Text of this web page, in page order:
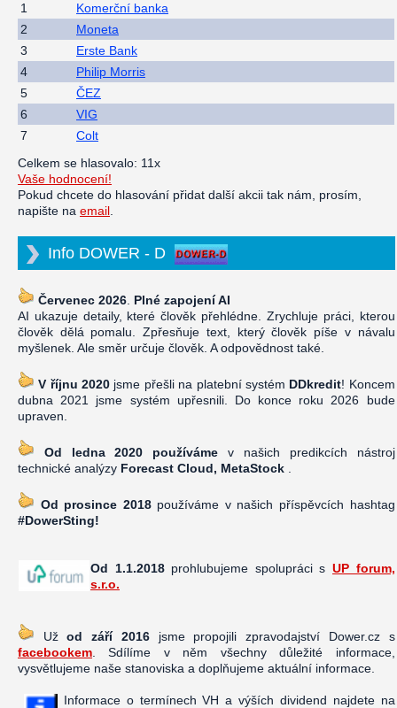
1
Komerční banka
2
Moneta
3
Erste Bank
4
Philip Morris
5
ČEZ
6
VIG
7
Colt
Celkem se hlasovalo: 11x
Vaše hodnocení!
Pokud chcete do hlasování přidat další akcii tak nám, prosím,
napište na email
Info DOWER - D
Červenec 2026 Plné zapojení AI
AI ukazuje detaily, které člověk přehlédne. Zrychluje práci, kterou
člověk dělá pomalu. Zpřesňuje text, který člověk píše v návalu
myšlenek. Ale směr určuje člověk. A odpovědnost také.
V říjnu 2020 jsme přešli na platební systém DDkredit! Koncem
dubna 2021 jsme systém upřesnili. Do konce roku 2026 bude
upraven.
Od ledna 2020 používáme v našich predikcích nástroj
technické analýzy Forecast Cloud, MetaStock
Od prosince 2018používáme v našich příspěvcích hashtag
#DowerSting!
Od 1.1.2018prohlubujeme spolupráci sUP forum,
s.r.o.
Užod září 2016jsme propojili zpravodajství Dower.cz s
facebookem . Sdílíme v něm všechny důležité informace,
vysvětlujeme naše stanoviska a doplňujeme aktuální informace.
Informace o termínech VH a výších dividend najdete na